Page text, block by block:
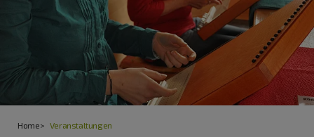
Home Veranstaltungen